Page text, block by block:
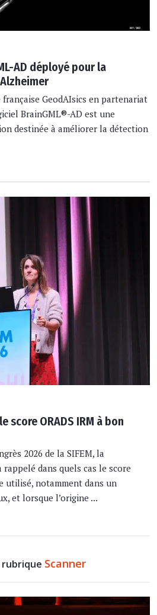
AD déployé pour la
GeodAIsics en partenariat
BrainGML®-AD est une
destinée à améliorer la détection
score ORADS IRM à bon
2026 de la SIFEM, la
dans quels cas le score
utilisé, notamment dans un
et lorsque l’origine ...
rubrique Scanner